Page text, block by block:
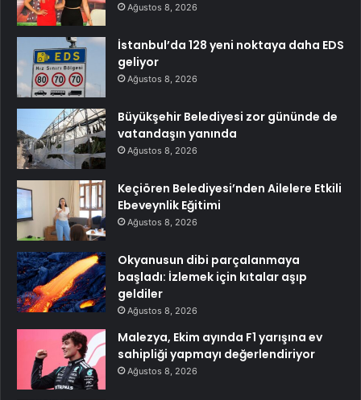
Ağustos 8, 2026
İstanbul’da 128 yeni noktaya daha EDS
geliyor
Ağustos 8, 2026
Büyükşehir Belediyesi zor gününde de
vatandaşın yanında
Ağustos 8, 2026
Keçiören Belediyesi’nden Ailelere Etkili
Ebeveynlik Eğitimi
Ağustos 8, 2026
Okyanusun dibi parçalanmaya
başladı: İzlemek için kıtalar aşıp
geldiler
Ağustos 8, 2026
Malezya, Ekim ayında F1 yarışına ev
sahipliği yapmayı değerlendiriyor
Ağustos 8, 2026